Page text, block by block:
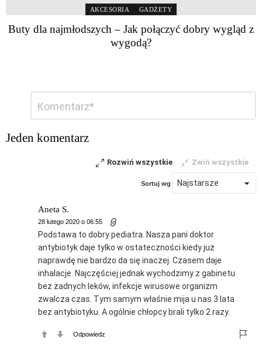
AKCESORIA GADŻETY
Buty dla najmłodszych – Jak połączyć dobry wygląd z
wygodą?
komentarz
Jeden komentarz
Rozwiń wszystkie Zwiń wszystkie
Sortuj wg
Aneta S.
28 lutego 2020 o 06:55
Podstawa to dobry pediatra. Nasza pani doktor
antybiotyk daje tylko w ostateczności kiedy już
naprawdę nie bardzo da się inaczej. Czasem daje
inhalacje. Najczęściej jednak wychodzimy z gabinetu
bez żadnych leków, infekcje wirusowe organizm
zwalcza czas. Tym samym właśnie mija u nas 3 lata
bez antybiotyku. A ogólnie chłopcy brali tylko 2 razy.
Odpowiedz